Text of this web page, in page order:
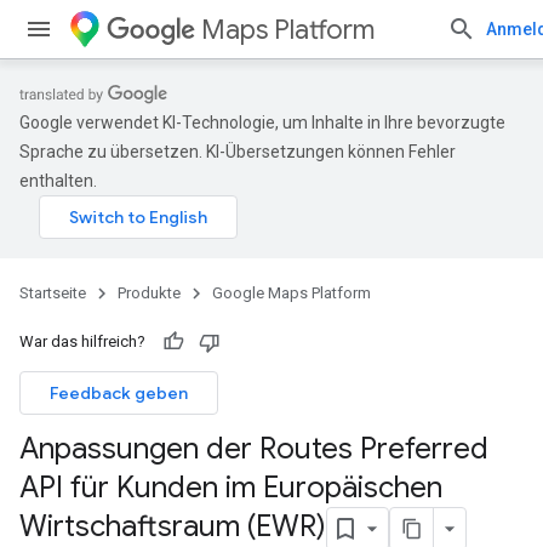
Maps Platform
Google verwendet KI-Technologie, um Inhalte in Ihre bevorzugte
Sprache zu übersetzen. KI-Übersetzungen können Fehler
enthalten.
Startseite Produkte Google Maps Platform
War das hilfreich?
Feedback geben
Anpassungen der Routes Preferred
API für Kunden im Europäischen
Wirtschaftsraum (EWR)